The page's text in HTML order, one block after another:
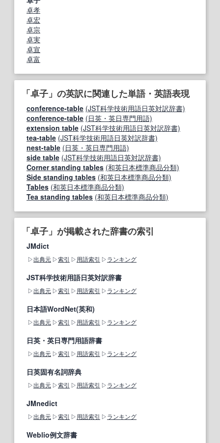
卓孝
卓宏
卓宗
卓実
卓宣
卓富
「卓子」の英訳に関連した単語・英語表現
conference‐table (JST科学技術用語日英対訳辞書)
conference-table (日英・英日専門用語)
extension table (JST科学技術用語日英対訳辞書)
tea-table (JST科学技術用語日英対訳辞書)
nest-table (日英・英日専門用語)
side table (JST科学技術用語日英対訳辞書)
Corner standing tables (和英日本標準商品分類)
Side standing tables (和英日本標準商品分類)
Tables (和英日本標準商品分類)
Tea standing tables (和英日本標準商品分類)
「卓子」が掲載された辞書の索引
JMdict
出典元 索引 用語索引 ランキング
JST科学技術用語日英対訳辞書
出典元 索引 用語索引 ランキング
日本語WordNet(英和)
出典元 索引 用語索引 ランキング
日英・英日専門用語辞書
出典元 索引 用語索引 ランキング
日英固有名詞辞典
出典元 索引 用語索引 ランキング
JMnedict
出典元 索引 用語索引 ランキング
Weblio例文辞書